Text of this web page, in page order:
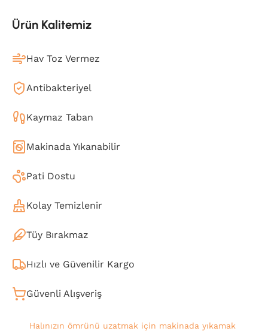
Ürün Kalitemiz
Hav Toz Vermez
Antibakteriyel
Kaymaz Taban
Makinada Yıkanabilir
Pati Dostu
Kolay Temizlenir
Tüy Bırakmaz
Hızlı ve Güvenilir Kargo
Güvenli Alışveriş
Halınızın ömrünü uzatmak için makinada yıkamak